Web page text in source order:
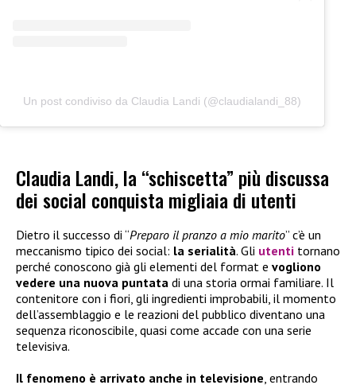
Un post condiviso da Claudia Landi (@claudialandi_88)
Claudia Landi, la “schiscetta” più discussa
dei social conquista migliaia di utenti
Dietro il successo di “Preparo il pranzo a mio marito” c’è un
meccanismo tipico dei social: la serialità. Gli utenti tornano
perché conoscono già gli elementi del format e vogliono
vedere una nuova puntata di una storia ormai familiare. Il
contenitore con i fiori, gli ingredienti improbabili, il momento
dell’assemblaggio e le reazioni del pubblico diventano una
sequenza riconoscibile, quasi come accade con una serie
televisiva.
Il fenomeno è arrivato anche in televisione , entrando